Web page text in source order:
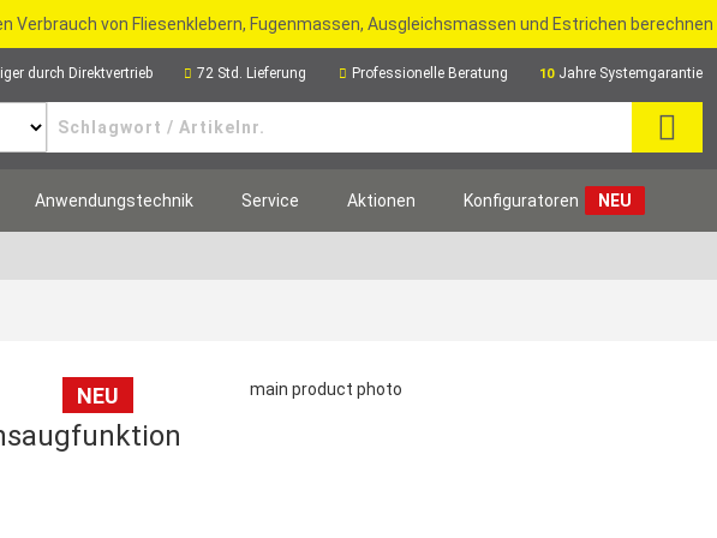
Verbrauch von Fliesenklebern, Fugenmassen, Ausgleichsmassen und Estrichen berechnen
durch Direktvertrieb 72 Std. Lieferung Professionelle Beratung 10 Jahre Systemgarantie
Anwendungstechnik Service Aktionen Konfiguratoren NEU
NEU